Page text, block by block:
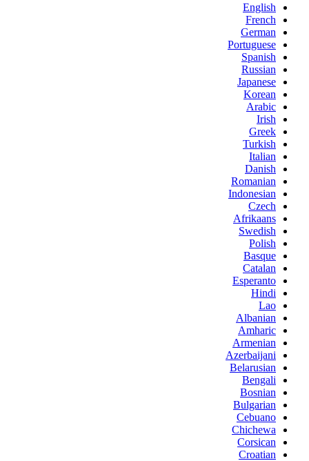
English
French
German
Portuguese
Spanish
Russian
Japanese
Korean
Arabic
Irish
Greek
Turkish
Italian
Danish
Romanian
Indonesian
Czech
Afrikaans
Swedish
Polish
Basque
Catalan
Esperanto
Hindi
Lao
Albanian
Amharic
Armenian
Azerbaijani
Belarusian
Bengali
Bosnian
Bulgarian
Cebuano
Chichewa
Corsican
Croatian